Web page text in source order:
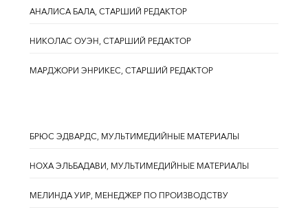
АНАЛИСА БАЛА, СТАРШИЙ РЕДАКТОР
НИКОЛАС ОУЭН, СТАРШИЙ РЕДАКТОР
МАРДЖОРИ ЭНРИКЕС, СТАРШИЙ РЕДАКТОР
БРЮС ЭДВАРДС, МУЛЬТИМЕДИЙНЫЕ МАТЕРИАЛЫ
НОХА ЭЛЬБАДАВИ, МУЛЬТИМЕДИЙНЫЕ МАТЕРИАЛЫ
МЕЛИНДА УИР, МЕНЕДЖЕР ПО ПРОИЗВОДСТВУ